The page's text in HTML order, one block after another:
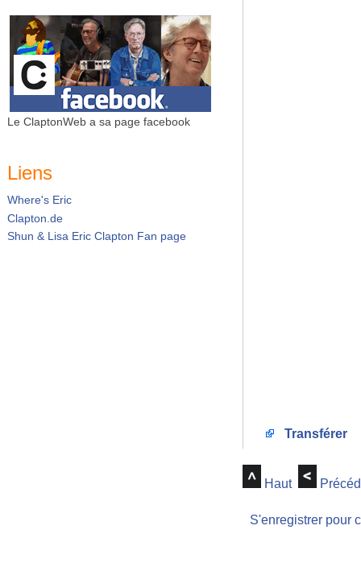
Le ClaptonWeb a sa page facebook
Liens
Where's Eric
Clapton.de
Shun & Lisa Eric Clapton Fan page
Transférer
Haut
S'enregistrer pour